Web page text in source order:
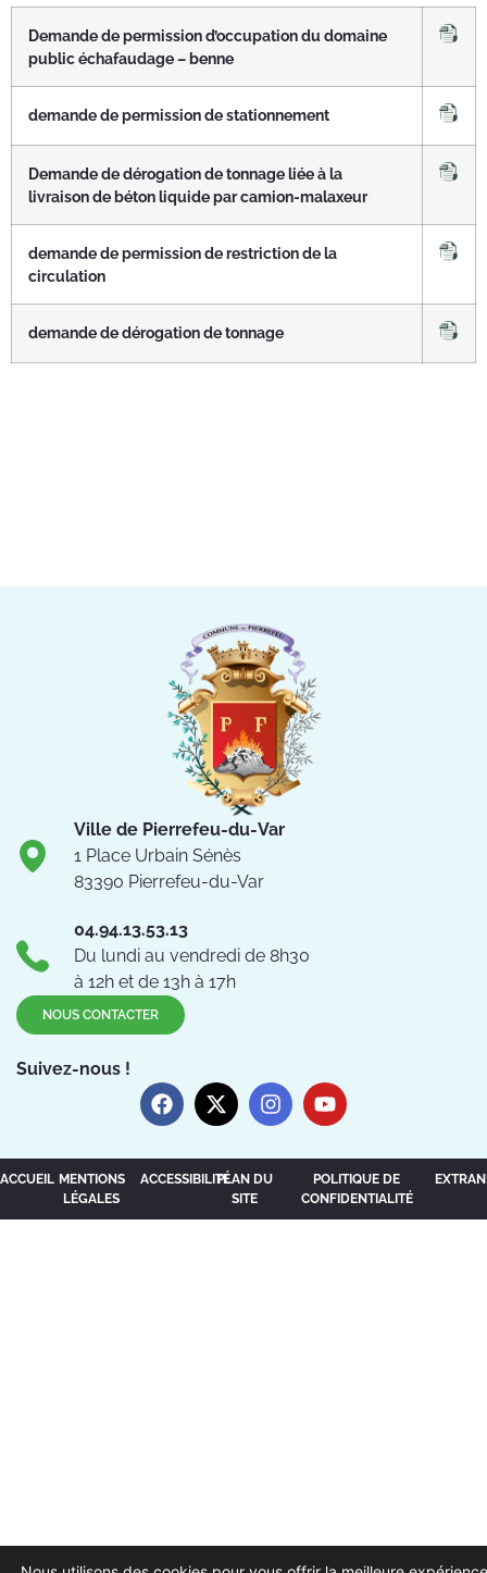
Demande de permission d’occupation du domaine
public échafaudage – benne
demande de permission de stationnement
Demande de dérogation de tonnage liée à la
livraison de béton liquide par camion-malaxeur
demande de permission de restriction de la
circulation
demande de dérogation de tonnage
Ville de Pierrefeu-du-Var
1 Place Urbain Sénès
83390 Pierrefeu-du-Var
04.94.13.53.13
Du lundi au vendredi de 8h30
à 12h et de 13h à 17h
NOUS CONTACTER
Suivez-nous !
ACCUEIL MENTIONS
LÉGALES
ACCESSIBILITÉPLAN DU
SITE
POLITIQUE DE
CONFIDENTIALITÉ